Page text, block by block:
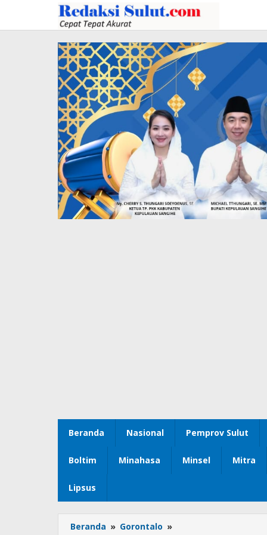
konten
Beranda Nasional Pemprov Sulut
Boltim Minahasa Minsel Mitra
Lipsus
Beranda » Gorontalo »